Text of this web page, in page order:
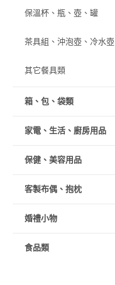
保溫杯、瓶、壺、罐
茶具組、沖泡壺、冷水壺
其它餐具類
箱、包、袋類
家電、生活、廚房用品
保健、美容用品
客製布偶、抱枕
婚禮小物
食品類